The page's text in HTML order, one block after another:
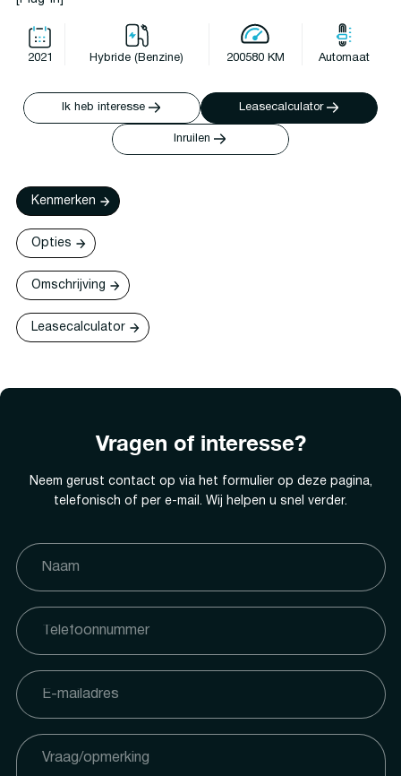
2021 Hybride (Benzine) 200580 KM Automaat
Ik heb interesse Leasecalculator
Inruilen
Kenmerken
Opties
Omschrijving
Leasecalculator
Vragen of interesse?
Neem gerust contact op via het formulier op deze pagina,
telefonisch of per e-mail. Wij helpen u snel verder.